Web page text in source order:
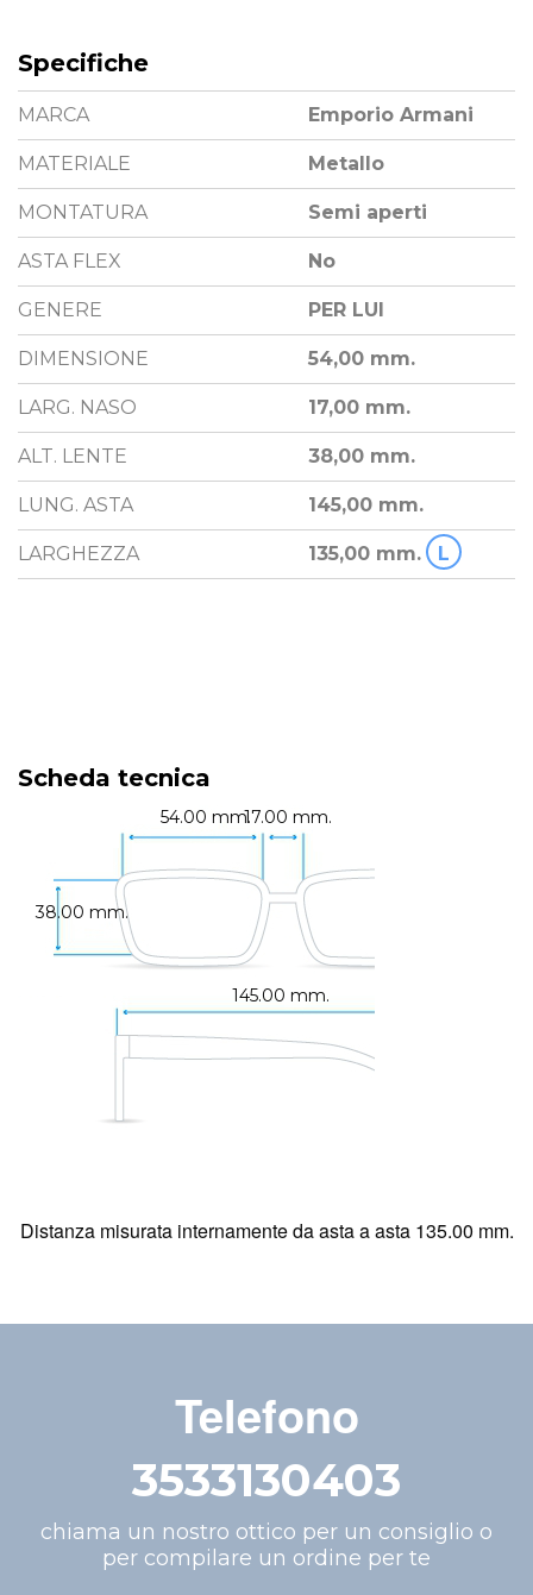
Specifiche
MARCA Emporio Armani
MATERIALE Metallo
MONTATURA Semi aperti
ASTA FLEX No
GENERE PER LUI
DIMENSIONE 54,00 mm.
LARG. NASO 17,00 mm.
ALT. LENTE 38,00 mm.
LUNG. ASTA 145,00 mm.
LARGHEZZA 135,00 mm. L
Scheda tecnica
54.00 mm.17.00 mm.
145.00 mm.
38.00 mm.
Distanza misurata internamente da asta a asta 135.00 mm.
Telefono
3533130403
chiama un nostro ottico per un consiglio o
per compilare un ordine per te